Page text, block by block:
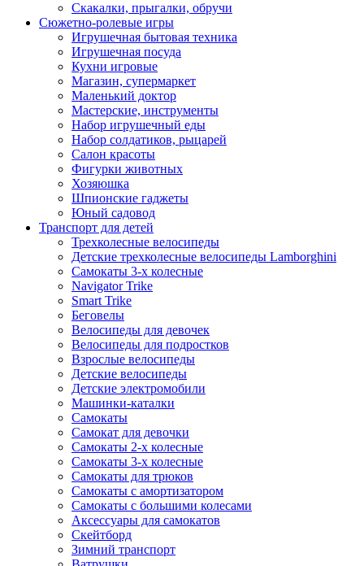
Скакалки, прыгалки, обручи
Сюжетно-ролевые игры
Игрушечная бытовая техника
Игрушечная посуда
Кухни игровые
Магазин, супермаркет
Маленький доктор
Мастерские, инструменты
Набор игрушечный еды
Набор солдатиков, рыцарей
Салон красоты
Фигурки животных
Хозяюшка
Шпионские гаджеты
Юный садовод
Транспорт для детей
Трехколесные велосипеды
Детские трехколесные велосипеды Lamborghini
Самокаты 3-х колесные
Navigator Trike
Smart Trike
Беговелы
Велосипеды для девочек
Велосипеды для подростков
Взрослые велосипеды
Детские велосипеды
Детские электромобили
Машинки-каталки
Самокаты
Самокат для девочки
Самокаты 2-х колесные
Самокаты 3-х колесные
Самокаты для трюков
Самокаты с амортизатором
Самокаты с большими колесами
Аксессуары для самокатов
Скейтборд
Зимний транспорт